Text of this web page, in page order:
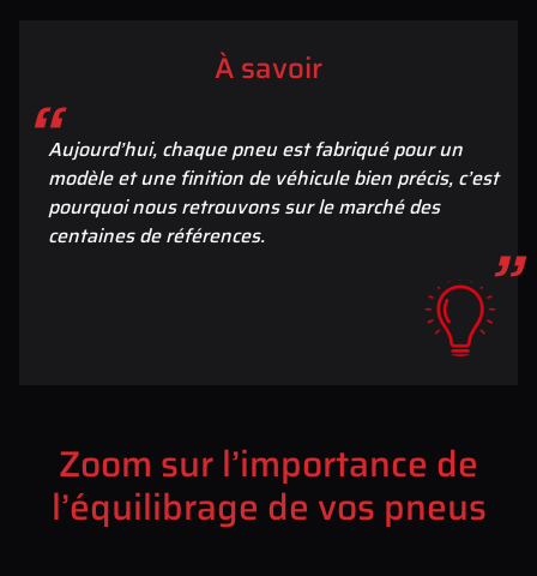
À savoir
Aujourd’hui, chaque pneu est fabriqué pour un
modèle et une finition de véhicule bien précis, c’est
pourquoi nous retrouvons sur le marché des
centaines de références.
Zoom sur l’importance de
l’équilibrage de vos pneus